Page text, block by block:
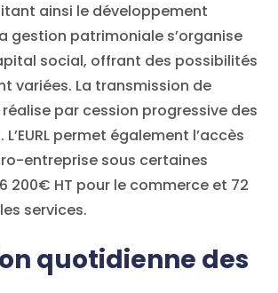
ainsi le développement
gestion patrimoniale s’organise
social, offrant des possibilités
variées. La transmission de
réalise par cession progressive des
permet également l’accès
entreprise sous certaines
200€ HT pour le commerce et 72
services.
quotidienne des